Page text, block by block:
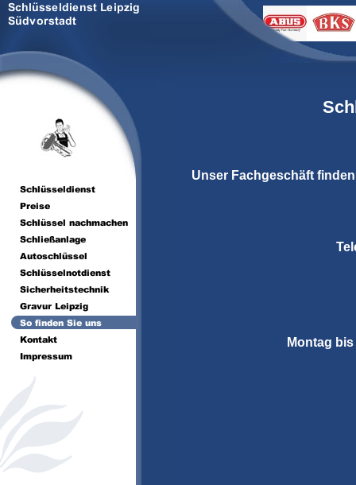
Unser Fachgeschäft
Montag